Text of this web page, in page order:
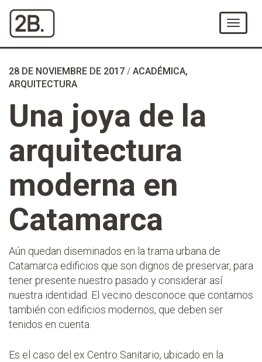
Contenido
Menú
28 DE NOVIEMBRE DE 2017 / ACADÉMICA,
ARQUITECTURA
Una joya de la
arquitectura
moderna en
Catamarca
Aún quedan diseminados en la trama urbana de
Catamarca edificios que son dignos de preservar, para
tener presente nuestro pasado y considerar así
nuestra identidad. El vecino desconoce que contamos
también con edificios modernos, que deben ser
tenidos en cuenta.
Es el caso del ex Centro Sanitario, ubicado en la